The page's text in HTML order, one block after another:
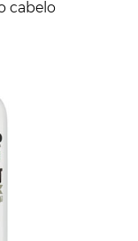
cabelo